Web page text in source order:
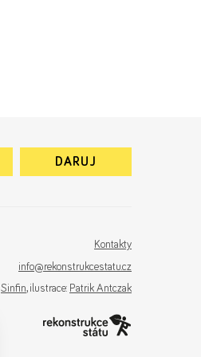
DARUJ
Kontakty
info@rekonstrukcestatu.cz
Sinfin, ilustrace: Patrik Antczak